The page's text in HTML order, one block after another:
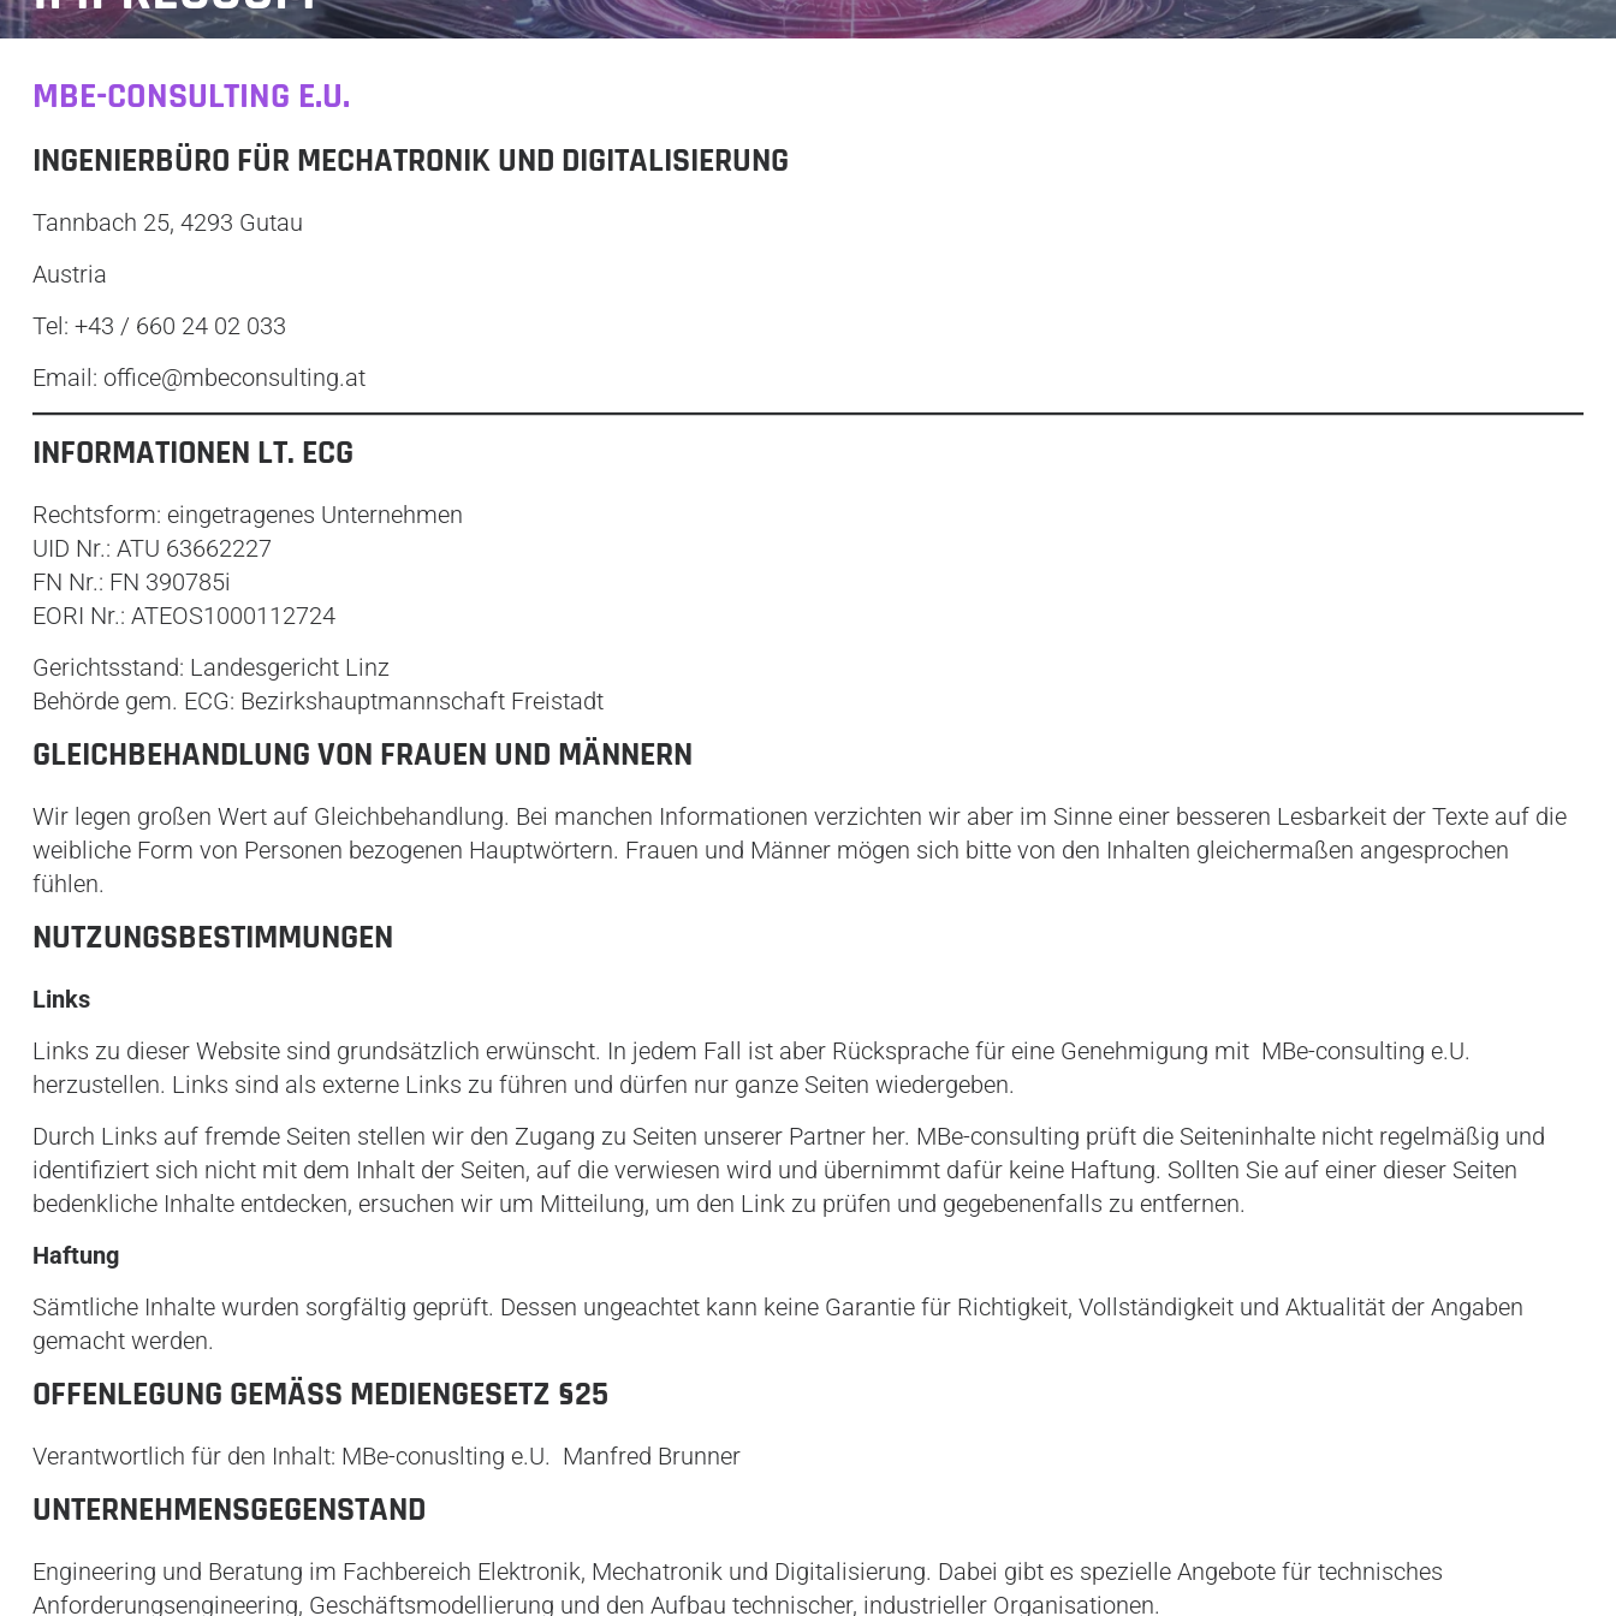
MBE-CONSULTING E.U.
INGENIERBÜRO FÜR MECHATRONIK UND DIGITALISIERUNG
Tannbach 25, 4293 Gutau
Austria
Tel: +43 / 660 24 02 033
Email: office@mbeconsulting.at
INFORMATIONEN LT. ECG
Rechtsform: eingetragenes Unternehmen
UID Nr.: ATU 63662227
FN Nr.: FN 390785i
EORI Nr.: ATEOS1000112724
Gerichtsstand: Landesgericht Linz
Behörde gem. ECG: Bezirkshauptmannschaft Freistadt
GLEICHBEHANDLUNG VON FRAUEN UND MÄNNERN
Wir legen großen Wert auf Gleichbehandlung. Bei manchen Informationen verzichten wir aber im Sinne einer besseren Lesbarkeit der Texte auf die
weibliche Form von Personen bezogenen Hauptwörtern. Frauen und Männer mögen sich bitte von den Inhalten gleichermaßen angesprochen
fühlen.
NUTZUNGSBESTIMMUNGEN
Links
Links zu dieser Website sind grundsätzlich erwünscht. In jedem Fall ist aber Rücksprache für eine Genehmigung mit MBe-consulting e.U.
herzustellen. Links sind als externe Links zu führen und dürfen nur ganze Seiten wiedergeben.
Durch Links auf fremde Seiten stellen wir den Zugang zu Seiten unserer Partner her. MBe-consulting prüft die Seiteninhalte nicht regelmäßig und
identifiziert sich nicht mit dem Inhalt der Seiten, auf die verwiesen wird und übernimmt dafür keine Haftung. Sollten Sie auf einer dieser Seiten
bedenkliche Inhalte entdecken, ersuchen wir um Mitteilung, um den Link zu prüfen und gegebenenfalls zu entfernen.
Haftung
Sämtliche Inhalte wurden sorgfältig geprüft. Dessen ungeachtet kann keine Garantie für Richtigkeit, Vollständigkeit und Aktualität der Angaben
gemacht werden.
OFFENLEGUNG GEMÄSS MEDIENGESETZ §25
Verantwortlich für den Inhalt: MBe-conuslting e.U. Manfred Brunner
UNTERNEHMENSGEGENSTAND
Engineering und Beratung im Fachbereich Elektronik, Mechatronik und Digitalisierung. Dabei gibt es spezielle Angebote für technisches
Anforderungsengineering, Geschäftsmodellierung und den Aufbau technischer, industrieller Organisationen.